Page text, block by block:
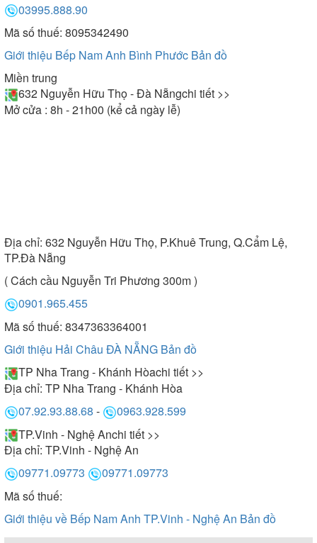
03995.888.90
Mã số thuế: 8095342490
Giới thiệu Bếp Nam Anh Bình Phước Bản đồ
Miền trung
632 Nguyễn Hữu Thọ - Đà Nẵngchi tiết >>
Mở cửa : 8h - 21h00 (kể cả ngày lễ)
Địa chỉ: 632 Nguyễn Hữu Thọ, P.Khuê Trung, Q.Cẩm Lệ,
TP.Đà Nẵng
( Cách cầu Nguyễn Tri Phương 300m )
0901.965.455
Mã số thuế: 8347363364001
Giới thiệu Hải Châu ĐÀ NẴNG Bản đồ
TP Nha Trang - Khánh Hòachi tiết >>
Địa chỉ: TP Nha Trang - Khánh Hòa
07.92.93.88.68 -
0963.928.599
TP.Vinh - Nghệ Anchi tiết >>
Địa chỉ: TP.Vinh - Nghệ An
09771.09773
09771.09773
Mã số thuế:
Giới thiệu về Bếp Nam Anh TP.Vinh - Nghệ An Bản đồ